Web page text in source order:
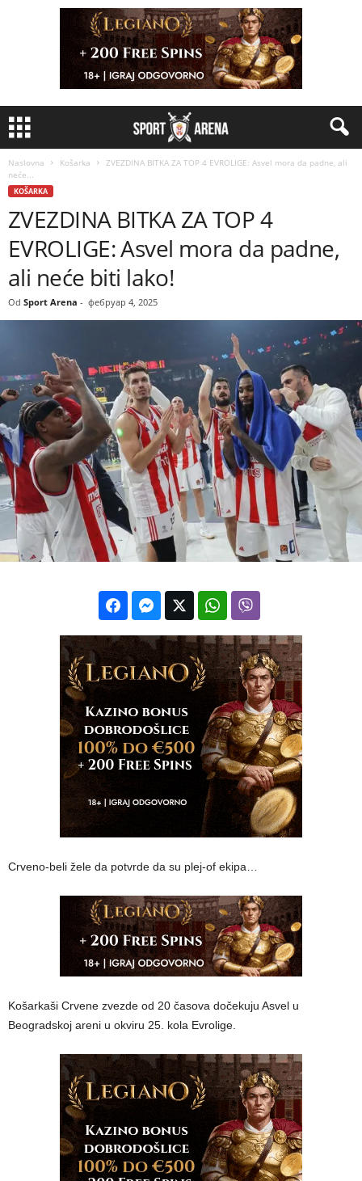
Naslovna Košarka
ZVEZDINA BITKA ZA TOP 4 EVROLIGE: Asvel mora da padne, ali
neće...
KOŠARKA
ZVEZDINA BITKA ZA TOP 4
EVROLIGE: Asvel mora da padne,
ali neće biti lako!
Od Sport Arena - фебруар 4, 2025
Crveno-beli žele da potvrde da su plej-of ekipa…
Košarkaši Crvene zvezde od 20 časova dočekuju Asvel u
Beogradskoj areni u okviru 25. kola Evrolige.